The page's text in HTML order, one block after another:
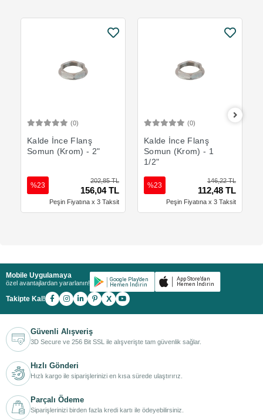
(0)
Kalde İnce Flanş
Somun (Krom) - 2"
202,85 TL
156,04 TL
%23
Peşin Fiyatına x 3 Taksit
(0)
Kalde İnce Flanş
Somun (Krom) - 1
1/2"
146,22 TL
112,48 TL
%23
Peşin Fiyatına x 3 Taksit
Mobile Uygulamaya
özel avantajlardan yararlanın!
Takipte Kal! X
Güvenli Alışveriş
3D Secure ve 256 Bit SSL ile alışverişte tam güvenlik sağlar.
Hızlı Gönderi
Hızlı kargo ile siparişlerinizi en kısa sürede ulaştırırız.
Parçalı Ödeme
Siparişlerinizi birden fazla kredi kartı ile ödeyebilirsiniz.